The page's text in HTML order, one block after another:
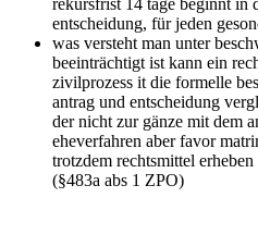
entscheidung, für jeden
was versteht man unter
beeinträchtigt ist kann ein
zivilprozess it die formelle
antrag und entscheidung
der nicht zur gänze mit dem
eheverfahren aber favor
trotzdem rechtsmittel
(§483a abs 1 ZPO)